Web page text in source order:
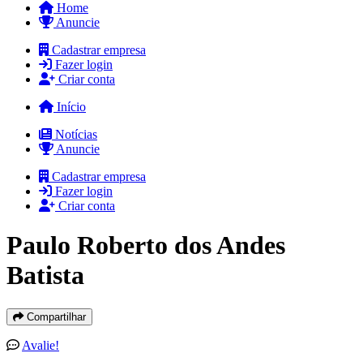
Home
Anuncie
Cadastrar empresa
Fazer login
Criar conta
Início
Notícias
Anuncie
Cadastrar empresa
Fazer login
Criar conta
Paulo Roberto dos Andes
Batista
Compartilhar
Avalie!